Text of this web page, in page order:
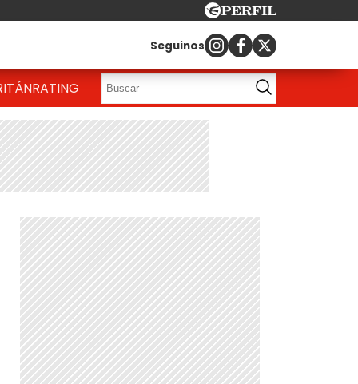
Seguinos
RATING